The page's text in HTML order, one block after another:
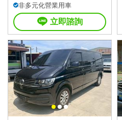
非多元化營業用車
立即諮詢